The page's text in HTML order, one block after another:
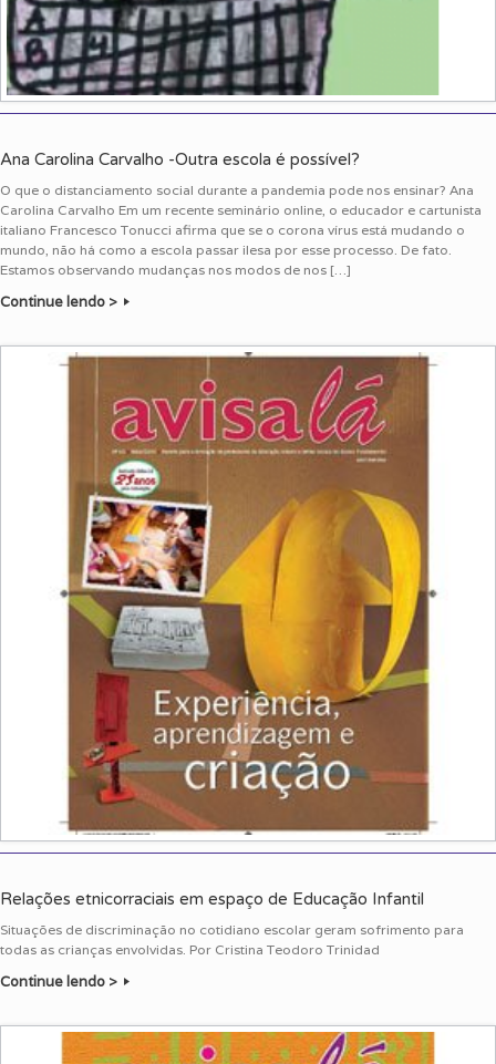
Ana Carolina Carvalho -Outra escola é possível?
O que o distanciamento social durante a pandemia pode nos ensinar? Ana
Carolina Carvalho Em um recente seminário online, o educador e cartunista
italiano Francesco Tonucci afirma que se o corona vírus está mudando o
mundo, não há como a escola passar ilesa por esse processo. De fato.
Estamos observando mudanças nos modos de nos […]
Continue lendo >
Relações etnicorraciais em espaço de Educação Infantil
Situações de discriminação no cotidiano escolar geram sofrimento para
todas as crianças envolvidas. Por Cristina Teodoro Trinidad
Continue lendo >